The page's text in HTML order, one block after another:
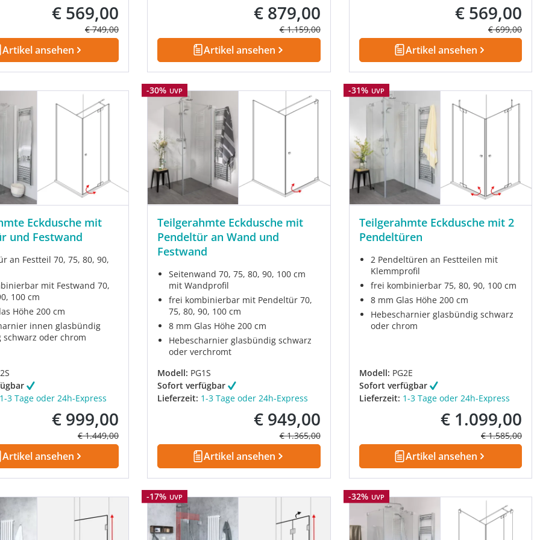
Verkaufspreis:
€ 569,00
Regulärer Preis:
€ 749,00
Artikel ansehen
Verkaufspreis:
€ 879,00
Regulärer Preis:
€ 1.159,00
Artikel ansehen
Verkaufspreis:
€ 569,00
Regulärer
€ 699,00
Artikel ansehen
Eckdusche mit
und Festwand
an Festteil 70, 75, 80, 90,
mit Festwand 70,
100 cm
Höhe 200 cm
innen glasbündig
schwarz oder chrom
1-3 Tage oder 24h-Express
Verkaufspreis:
€ 999,00
Regulärer Preis:
€ 1.449,00
Artikel ansehen
Rabatt
-30% UVP
Teilgerahmte Eckdusche mit
Pendeltür an Wand und
Festwand
Seitenwand 70, 75, 80, 90, 100 cm
mit Wandprofil
frei kombinierbar mit Pendeltür 70,
75, 80, 90, 100 cm
8 mm Glas Höhe 200 cm
Hebescharnier glasbündig schwarz
oder verchromt
Modell: PG1S
Sofort verfügbar
Lieferzeit: 1-3 Tage oder 24h-Express
Verkaufspreis:
€ 949,00
Regulärer Preis:
€ 1.365,00
Artikel ansehen
Rabatt
-31% UVP
Teilgerahmte Eckdusche mit 2
Pendeltüren
2 Pendeltüren an Festteilen mit
Klemmprofil
frei kombinierbar 75, 80, 90, 100 cm
8 mm Glas Höhe 200 cm
Hebescharnier glasbündig schwarz
oder chrom
Modell: PG2E
Sofort verfügbar
Lieferzeit: 1-3 Tage oder 24h-Express
Verkaufspreis:
€ 1.099,00
Regulärer
€ 1.585,00
Artikel ansehen
Rabatt
-17% UVP Rabatt
-32% UVP